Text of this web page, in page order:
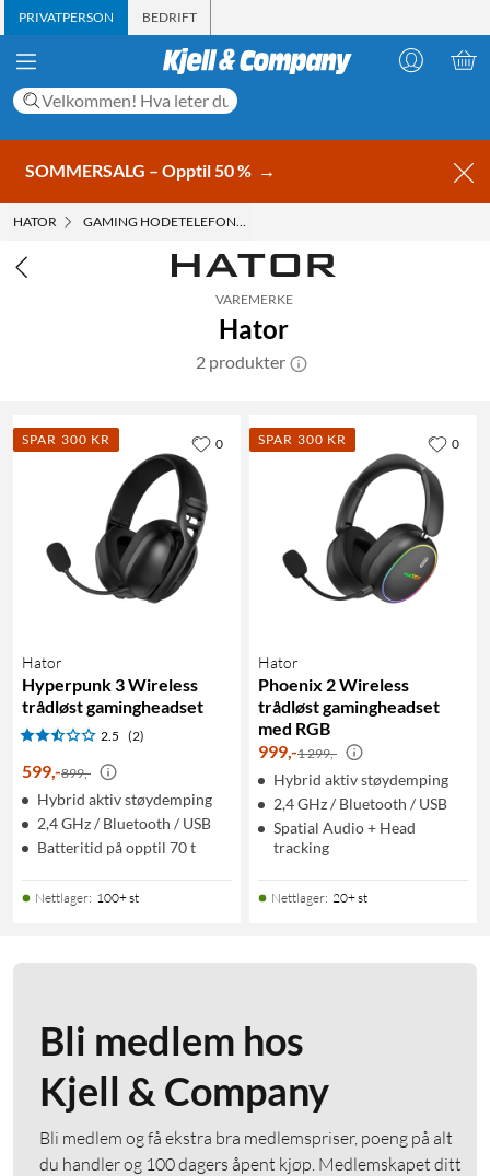
PRIVATPERSON BEDRIFT
SOMMERSALG – Opptil 50 % →
HATOR GAMING HODETELEFONER
VAREMERKE
Hator
2 produkter
SPAR 300 KR
Hator
Hyperpunk 3 Wireless
trådløst gamingheadset
2.5 (2)
599,-899,-
Hybrid aktiv støydemping
2,4 GHz / Bluetooth / USB
Batteritid på opptil 70 t
Nettlager: 100+ st
0 SPAR 300 KR
Hator
Phoenix 2 Wireless
trådløst gamingheadset
med RGB
999,-1 299,-
Hybrid aktiv støydemping
2,4 GHz / Bluetooth / USB
Spatial Audio + Head
tracking
Nettlager: 20+ st
0
Bli medlem hos
Kjell & Company
Bli medlem og få ekstra bra medlemspriser, poeng på alt
du handler og 100 dagers åpent kjøp. Medlemskapet ditt